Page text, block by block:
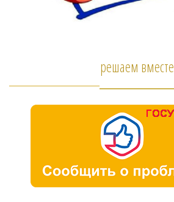
решаем вместе